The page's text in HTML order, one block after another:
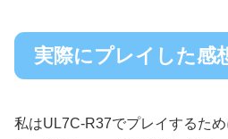
実際にプレイした感
私はUL7C-R37でプレイするた